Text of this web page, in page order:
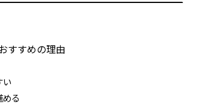
すすめの理由
い
る